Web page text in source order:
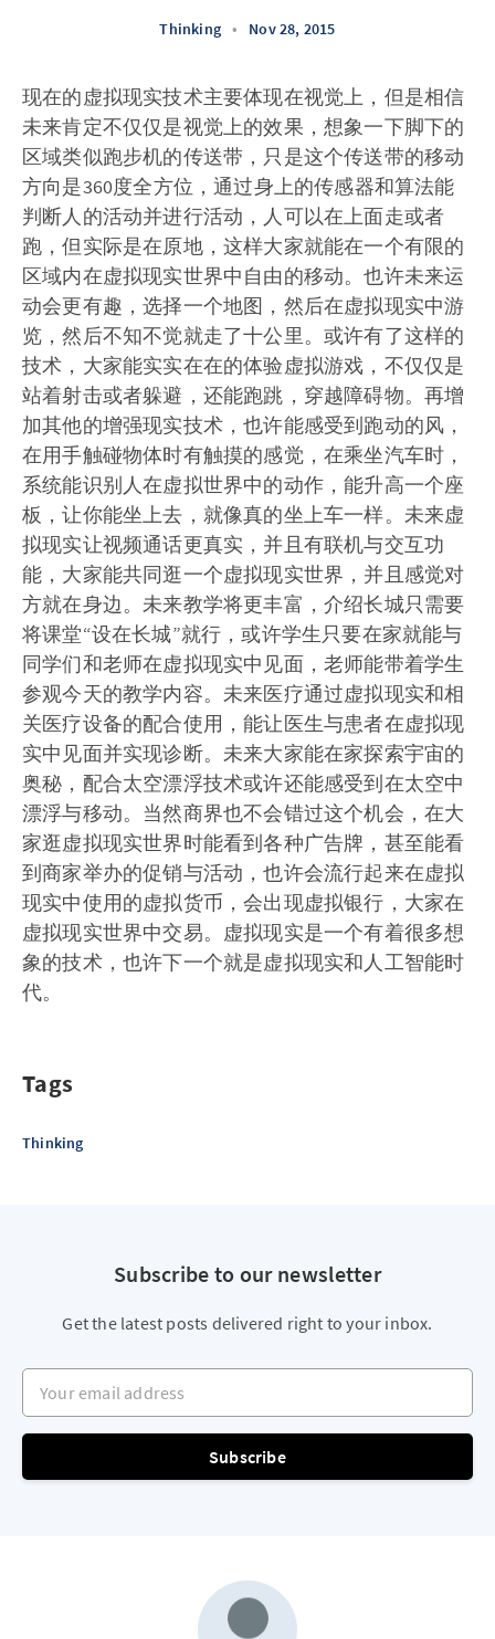
Thinking • Nov 28, 2015
现在的虚拟现实技术主要体现在视觉上，但是相信
未来肯定不仅仅是视觉上的效果，想象一下脚下的
区域类似跑步机的传送带，只是这个传送带的移动
方向是360度全方位，通过身上的传感器和算法能
判断人的活动并进行活动，人可以在上面走或者
跑，但实际是在原地，这样大家就能在一个有限的
区域内在虚拟现实世界中自由的移动。也许未来运
动会更有趣，选择一个地图，然后在虚拟现实中游
览，然后不知不觉就走了十公里。或许有了这样的
技术，大家能实实在在的体验虚拟游戏，不仅仅是
站着射击或者躲避，还能跑跳，穿越障碍物。再增
加其他的增强现实技术，也许能感受到跑动的风，
在用手触碰物体时有触摸的感觉，在乘坐汽车时，
系统能识别人在虚拟世界中的动作，能升高一个座
板，让你能坐上去，就像真的坐上车一样。未来虚
拟现实让视频通话更真实，并且有联机与交互功
能，大家能共同逛一个虚拟现实世界，并且感觉对
方就在身边。未来教学将更丰富，介绍长城只需要
将课堂“设在长城”就行，或许学生只要在家就能与
同学们和老师在虚拟现实中见面，老师能带着学生
参观今天的教学内容。未来医疗通过虚拟现实和相
关医疗设备的配合使用，能让医生与患者在虚拟现
实中见面并实现诊断。未来大家能在家探索宇宙的
奥秘，配合太空漂浮技术或许还能感受到在太空中
漂浮与移动。当然商界也不会错过这个机会，在大
家逛虚拟现实世界时能看到各种广告牌，甚至能看
到商家举办的促销与活动，也许会流行起来在虚拟
现实中使用的虚拟货币，会出现虚拟银行，大家在
虚拟现实世界中交易。虚拟现实是一个有着很多想
象的技术，也许下一个就是虚拟现实和人工智能时
代。
Tags
Thinking
Subscribe to our newsletter
Get the latest posts delivered right to your inbox.
Your email address
Subscribe